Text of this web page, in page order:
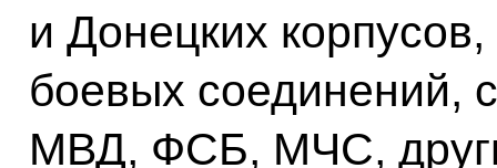
и Донецких
боевых соединений,
МВД, ФСБ, МЧС,